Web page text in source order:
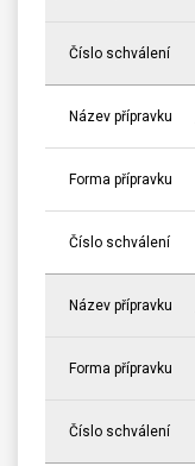
Číslo schválení
Název přípravku
Forma přípravku
Číslo schválení
Název přípravku
Forma přípravku
Číslo schválení